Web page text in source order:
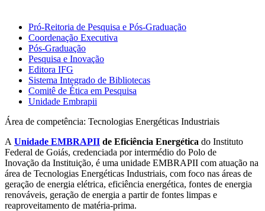
Pró-Reitoria de Pesquisa e Pós-Graduação
Coordenação Executiva
Pós-Graduação
Pesquisa e Inovação
Editora IFG
Sistema Integrado de Bibliotecas
Comitê de Ética em Pesquisa
Unidade Embrapii
Área de competência: Tecnologias Energéticas Industriais
A Unidade EMBRAPII de Eficiência Energética do Instituto
Federal de Goiás, credenciada por intermédio do Polo de
Inovação da Instituição, é uma unidade EMBRAPII com atuação na
área de Tecnologias Energéticas Industriais, com foco nas áreas de
geração de energia elétrica, eficiência energética, fontes de energia
renováveis, geração de energia a partir de fontes limpas e
reaproveitamento de matéria-prima.